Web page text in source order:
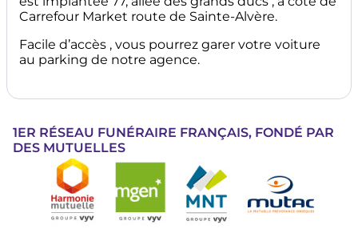
Carrefour Market route de Sainte-Alvère.
Facile d’accès , vous pourrez garer votre voiture
au parking de notre agence.
1ER RÉSEAU FUNÉRAIRE FRANÇAIS, FONDÉ PAR
DES MUTUELLES
Image